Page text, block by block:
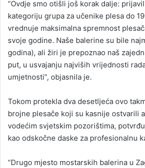
“Ovdje smo otišli još korak dalje:
kategoriju grupa za učenike plesa do
vrednuje maksimalna spremnost
svoje godine. Naše balerine su bile
godina), ali žiri je prepoznao naš
put, u usvajanju najviših vrijednosti
umjetnosti”, objasnila je.
Tokom protekla dva desetljeća ovo
brojne plesače koji su kasnije ostvarili
vodećim svjetskim pozorištima,
kao odskočne daske za profesionalnu
“Drugo mjesto mostarskih balerina u